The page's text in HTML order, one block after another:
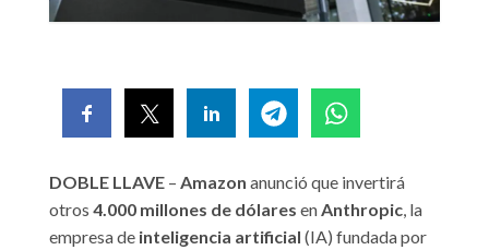
DOBLE LLAVE – Amazon anunció que invertirá
otros 4.000 millones de dólares enAnthropic, la
empresa de inteligencia artificial (IA) fundada por